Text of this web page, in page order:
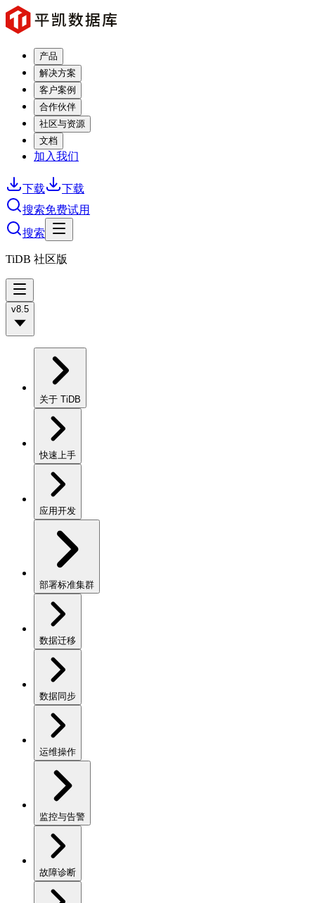
产品
解决方案
客户案例
合作伙伴
社区与资源
文档
加入我们
下载
下载
搜索免费试用
搜索
TiDB 社区版
v8.5
关于 TiDB
快速上手
应用开发
部署标准集群
数据迁移
数据同步
运维操作
监控与告警
故障诊断